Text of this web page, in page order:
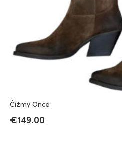
Čižmy Once
€149.00